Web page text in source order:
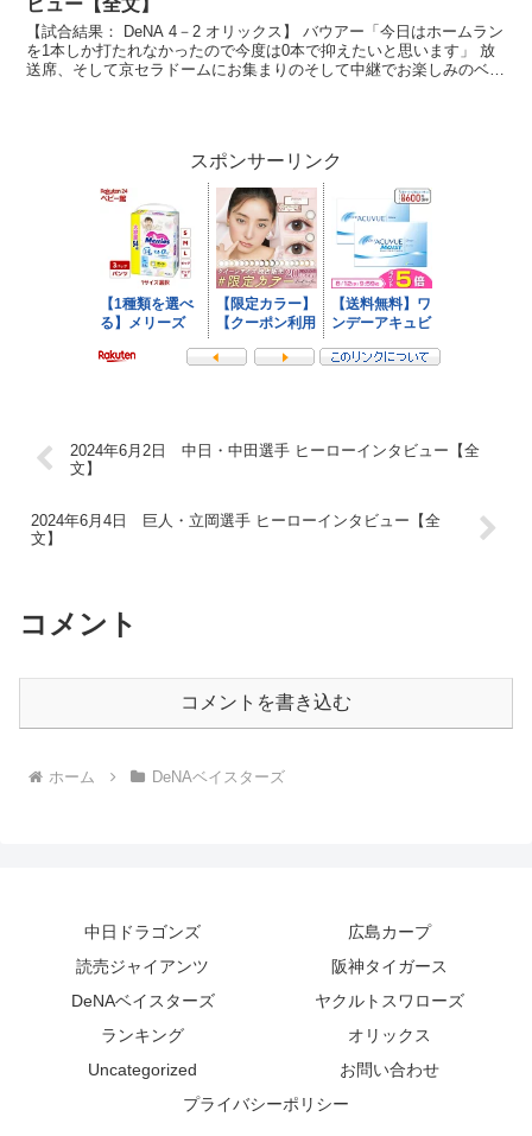
【試合結果： DeNA 4－2 オリックス】 バウアー「今日はホームラン
を1本しか打たれなかったので今度は0本で抑えたいと思います」 放
送席、そして京セラドームにお集まりのそして中継でお楽しみのベイ
スポンサーリンク
2024年6月2日 中日・中田選手 ヒーローインタビュー【全
文】
2024年6月4日 巨人・立岡選手 ヒーローインタビュー【全
文】
コメント
コメントを書き込む
ホーム DeNAベイスターズ
中日ドラゴンズ
広島カープ
読売ジャイアンツ
阪神タイガース
DeNAベイスターズ
ヤクルトスワローズ
ランキング
オリックス
Uncategorized
お問い合わせ
プライバシーポリシー